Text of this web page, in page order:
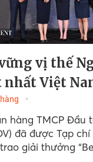
vị thế
Việt
hàng TMCP Đầu
đã được Tạp chí
giải thưởng